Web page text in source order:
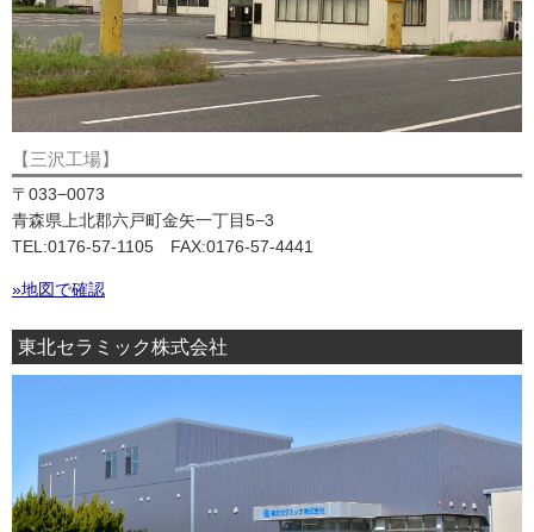
【三沢工場】
〒033−0073
青森県上北郡六戸町金矢一丁目5−3
TEL:0176-57-1105 FAX:0176-57-4441
»地図で確認
東北セラミック株式会社